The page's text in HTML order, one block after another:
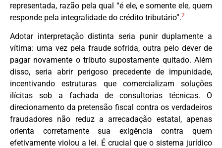
representada, razão pela qual “é ele, e somente ele, quem
responde pela integralidade do crédito tributário”.2
Adotar interpretação distinta seria punir duplamente a
vítima: uma vez pela fraude sofrida, outra pelo dever de
pagar novamente o tributo supostamente quitado. Além
disso, seria abrir perigoso precedente de impunidade,
incentivando estruturas que comercializam soluções
ilícitas sob a fachada de consultorias técnicas. O
direcionamento da pretensão fiscal contra os verdadeiros
fraudadores não reduz a arrecadação estatal, apenas
orienta corretamente sua exigência contra quem
efetivamente violou a lei. É crucial que o sistema jurídico